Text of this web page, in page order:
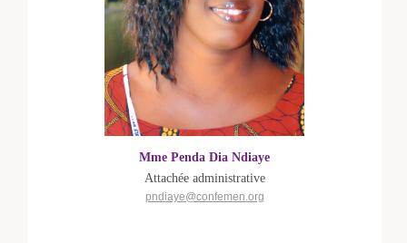
Mme Penda Dia Ndiaye
Attachée administrative
pndiaye@confemen.org